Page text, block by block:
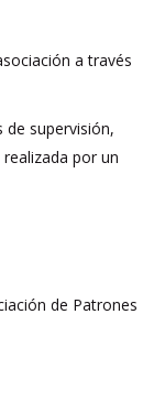
a través
de supervisión,
por un
de Patrones